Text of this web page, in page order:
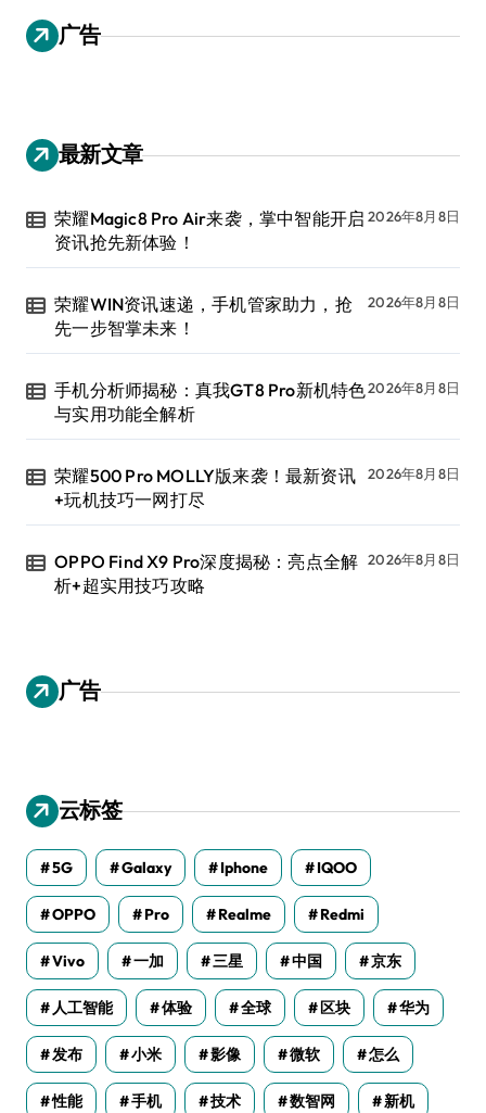
广告
最新文章
荣耀Magic8 Pro Air来袭，掌中智能开启
资讯抢先新体验！
2026年8月8日
荣耀WIN资讯速递，手机管家助力，抢
先一步智掌未来！
2026年8月8日
手机分析师揭秘：真我GT8 Pro新机特色
与实用功能全解析
2026年8月8日
荣耀500 Pro MOLLY版来袭！最新资讯
+玩机技巧一网打尽
2026年8月8日
OPPO Find X9 Pro深度揭秘：亮点全解
析+超实用技巧攻略
2026年8月8日
广告
云标签
5G Galaxy Iphone IQOO
OPPO Pro Realme Redmi
Vivo 一加 三星 中国 京东
人工智能 体验 全球 区块 华为
发布 小米 影像 微软 怎么
性能 手机 技术 数智网 新机